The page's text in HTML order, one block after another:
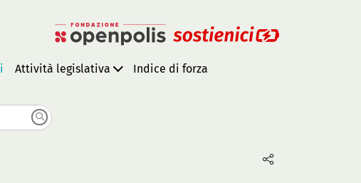
Attività legislativa Indice di forza